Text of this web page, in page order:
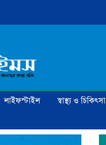
লাইফস্টাইল স্বাস্থ্য ও চিকিৎসা